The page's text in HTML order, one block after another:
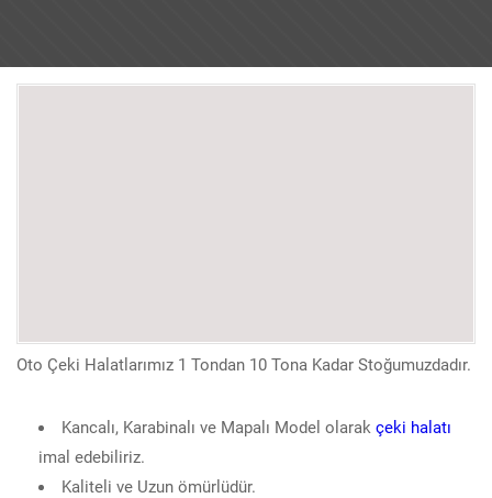
Oto Çeki Halatlarımız 1 Tondan 10 Tona Kadar Stoğumuzdadır.
Kancalı, Karabinalı ve Mapalı Model olarak çeki halatı
imal edebiliriz.
Kaliteli ve Uzun ömürlüdür.